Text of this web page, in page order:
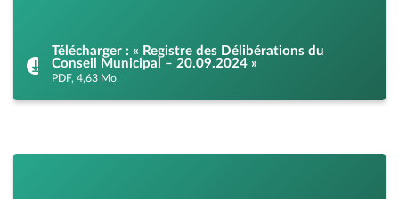
Télécharger : « Registre des Délibérations du
Conseil Municipal – 20.09.2024 »
PDF, 4,63 Mo